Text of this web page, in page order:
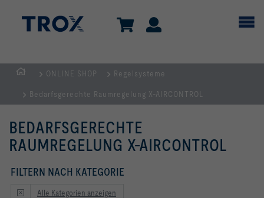
ONLINE SHOP Regelsysteme
Bedarfsgerechte Raumregelung X-AIRCONTROL
BEDARFSGERECHTE
RAUMREGELUNG X-AIRCONTROL
FILTERN NACH KATEGORIE
Alle Kategorien anzeigen